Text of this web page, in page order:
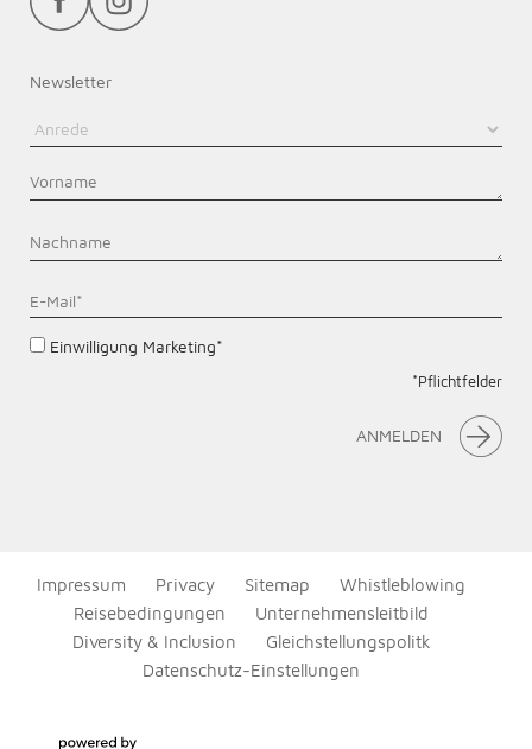
Newsletter
Einwilligung Marketing*
*Pflichtfelder
ANMELDEN
Impressum Privacy Sitemap
Whistleblowing
Reisebedingungen
Unternehmensleitbild
Diversity & Inclusion
Gleichstellungspolitk
Datenschutz-Einstellungen